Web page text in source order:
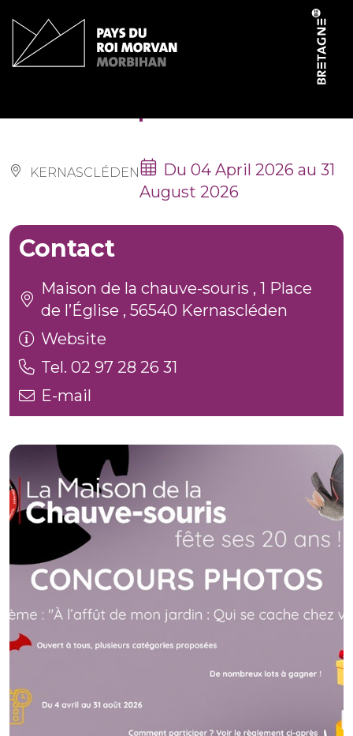
KERNASCLÉDEN
Du 04 April 2026 au 31
August 2026
Contact
Maison de la chauve-souris , 1 Place
de l’Église , 56540 Kernascléden
Website
Tel. 02 97 28 26 31
E-mail